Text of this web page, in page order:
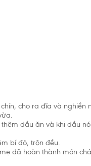
cho ra đĩa và nghiền
dầu ăn và khi dầu
bí đỏ, trộn đều.
đã hoàn thành món